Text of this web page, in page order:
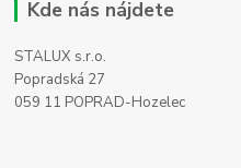
Kde nás nájdete
STALUX s.r.o.
Popradská 27
059 11 POPRAD-Hozelec